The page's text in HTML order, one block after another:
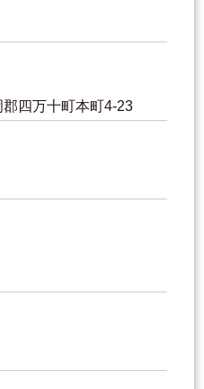
四万十町本町4-23